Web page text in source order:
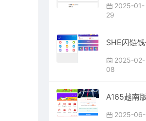
2025-01-
29
2025-02-
08
2025-06-